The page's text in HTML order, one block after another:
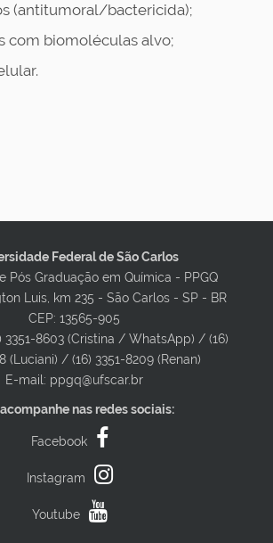
(antitumoral/bactericida);
com biomoléculas alvo;
Federal de São Carlos
Pós Graduação em Química - PPGQ
Luis, km 235 - São Carlos - SP - BR
CEP: 13565-905
3351-8603 (Cristina / WhatsApp) / (16)
(Luciani) / (16) 3351-8209 (Renan)
E-mail: ppgq@ufscar.br
nas redes sociais:
Facebook
Instagram
Youtube